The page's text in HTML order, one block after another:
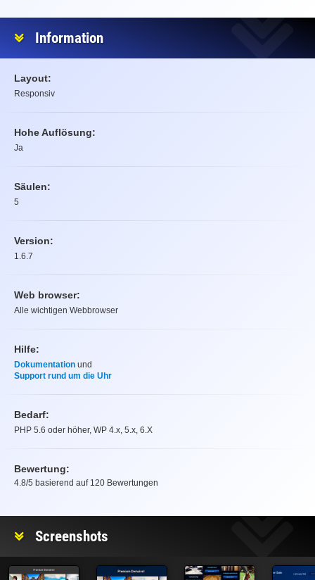
Information
Layout:
Responsiv
Hohe Auflösung:
Ja
Säulen:
5
Version:
1.6.7
Web browser:
Alle wichtigen Webbrowser
Hilfe:
Dokumentation und
Support rund um die Uhr
Bedarf:
PHP 5.6 oder höher, WP 4.x, 5.x, 6.X
Bewertung:
4.8/5 basierend auf 120 Bewertungen
Screenshots